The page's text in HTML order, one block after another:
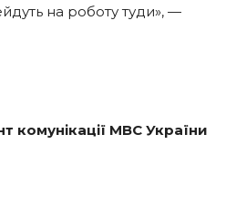
на роботу туди», —
комунікації МВС України